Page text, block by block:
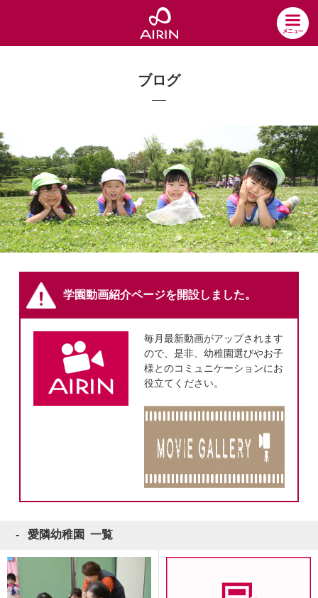
ブログ
学園動画紹介ページを開設しました。
毎月最新動画がアップされます
ので、是非、幼稚園選びやお子
様とのコミュニケーションにお
役立てください。
愛隣幼稚園 一覧